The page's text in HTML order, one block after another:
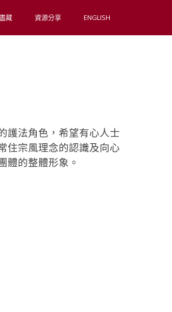
藏 資源分享 ENGLISH
護法角色，希望有心人士
住宗風理念的認識及向心
體的整體形象。